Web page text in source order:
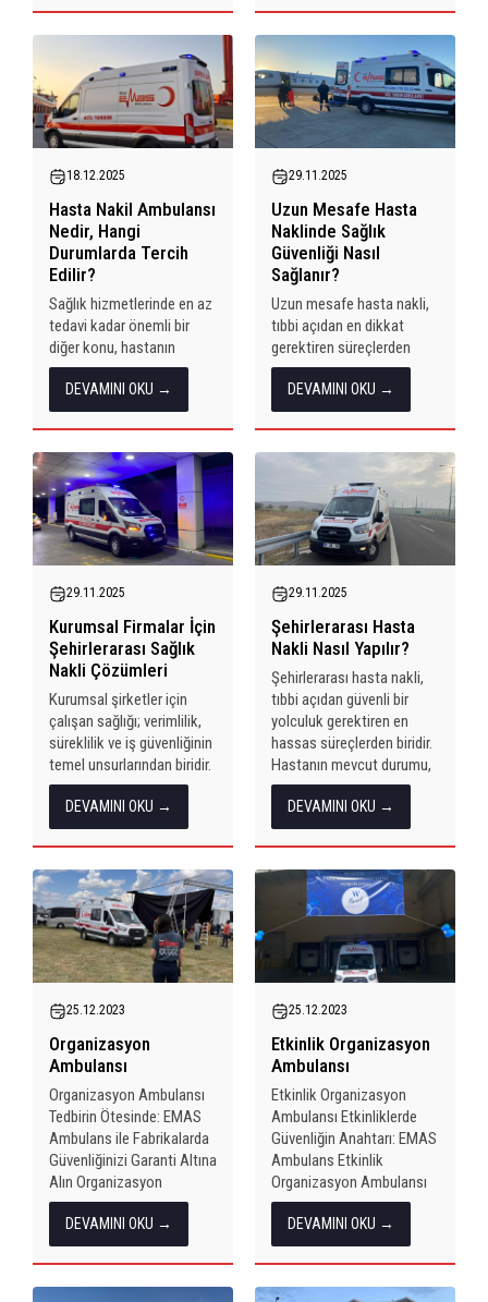
hasta nakil ambulansı
arasındaki farkların
bilinmesi, doğru hizmetin
doğru zamanda tercih
edilmesini sağlar. Bu...
noktaya taşınması,
yalnızca fiziksel bir
transfer değil; planlama,
dikkat ve sağlık bilgisi
gerektiren bir süreçtir. Bu
nedenle güvenlik ve...
18.12.2025
Hasta Nakil Ambulansı
Nedir, Hangi
Durumlarda Tercih
Edilir?
Sağlık hizmetlerinde en az
tedavi kadar önemli bir
diğer konu, hastanın
güvenli ve kontrollü
şekilde taşınmasıdır.
Özellikle acil olmayan
ancak tıbbi destek
gerektiren durumlarda,
hasta nakil ambulansları
önemli bir ihtiyacı karşılar.
Bu yazıda, hasta nakil...
DEVAMINI OKU →
29.11.2025
Uzun Mesafe Hasta
Naklinde Sağlık
Güvenliği Nasıl
Sağlanır?
Uzun mesafe hasta nakli,
tıbbi açıdan en dikkat
gerektiren süreçlerden
biridir. Hastanın
kilometreler boyunca
ambulans içinde güvenli bir
şekilde taşınması; doğru
ekipman, profesyonel
sağlık ekibi, planlama ve
sürekli tıbbi takip gerektirir.
Bu nedenle şehirlerarası
hasta...
DEVAMINI OKU →
29.11.2025
Kurumsal Firmalar İçin
Şehirlerarası Sağlık
Nakli Çözümleri
Kurumsal şirketler için
çalışan sağlığı; verimlilik,
süreklilik ve iş güvenliğinin
temel unsurlarından biridir.
Özellikle ağır sanayi,
üretim tesisleri, lojistik
merkezleri veya yüksek
personel yoğunluğuna
sahip işletmelerde,
beklenmedik sağlık
problemleri hızlı ve
profesyonel bir müdahale
gerektirir....
DEVAMINI OKU →
29.11.2025
Şehirlerarası Hasta
Nakli Nasıl Yapılır?
Şehirlerarası hasta nakli,
tıbbi açıdan güvenli bir
yolculuk gerektiren en
hassas süreçlerden biridir.
Hastanın mevcut durumu,
gideceği mesafe,
kullanılacak ekipman ve
sağlık ekibinin deneyimi,
naklin başarısını doğrudan
etkiler. Bu nedenle hasta
nakli, sıradan bir taşıma...
DEVAMINI OKU →
25.12.2023
Organizasyon
Ambulansı
Organizasyon Ambulansı
Tedbirin Ötesinde: EMAS
Ambulans ile Fabrikalarda
Güvenliğinizi Garanti Altına
Alın Organizasyon
Ambulansı Günümüzde iş
sağlığı ve güvenliği,
işletmelerin en önemli
önceliklerinden biri haline
gelmiştir. Fabrika
DEVAMINI OKU →
25.12.2023
Etkinlik Organizasyon
Ambulansı
Etkinlik Organizasyon
Ambulansı Etkinliklerde
Güvenliğin Anahtarı: EMAS
Ambulans Etkinlik
Organizasyon Ambulansı
Etkinlik organizasyonları,
katılımcıları bir araya
getirirken, sağlık ve
güvenlik konularında
önceden planlama
DEVAMINI OKU →